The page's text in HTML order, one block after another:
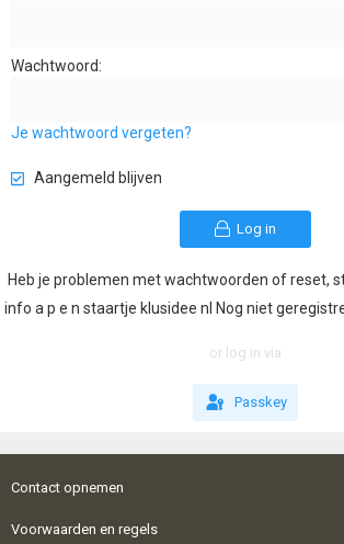
Wachtwoord
Je wachtwoord vergeten?
Aangemeld blijven
Log in
Heb je problemen met wachtwoorden of reset,
info a p e n staartje klusidee nl Nog niet
or log in via
Passkey
Contact opnemen
Voorwaarden en regels